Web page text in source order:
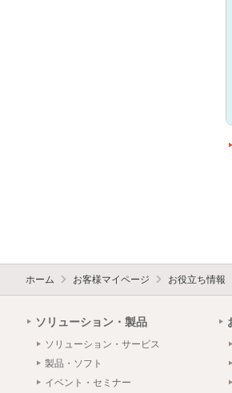
ホーム お客様マイページ お役立ち情報
ソリューション・製品
ソリューション・サービス
製品・ソフト
イベント・セミナー